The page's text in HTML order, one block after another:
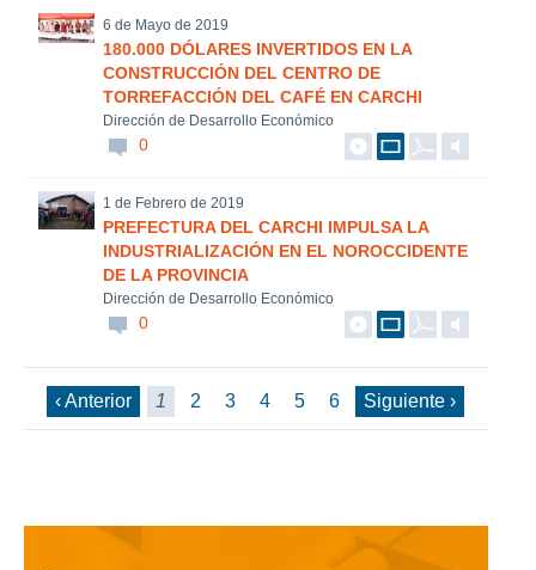
6 de Mayo de 2019
180.000 DÓLARES INVERTIDOS EN LA
CONSTRUCCIÓN DEL CENTRO DE
TORREFACCIÓN DEL CAFÉ EN CARCHI
Dirección de Desarrollo Económico
0
1 de Febrero de 2019
PREFECTURA DEL CARCHI IMPULSA LA
INDUSTRIALIZACIÓN EN EL NOROCCIDENTE
DE LA PROVINCIA
Dirección de Desarrollo Económico
0
‹ Anterior 1 2 3 4 5 6 Siguiente ›